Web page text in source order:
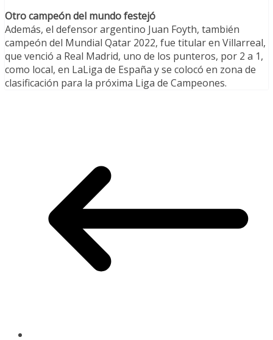
Otro campeón del mundo festejó
Además, el defensor argentino Juan Foyth, también
campeón del Mundial Qatar 2022, fue titular en Villarreal,
que venció a Real Madrid, uno de los punteros, por 2 a 1,
como local, en LaLiga de España y se colocó en zona de
clasificación para la próxima Liga de Campeones.